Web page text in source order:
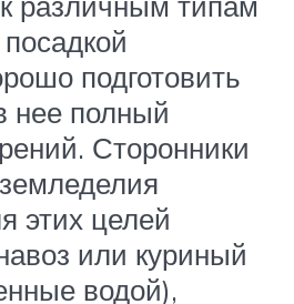
подготовить
нее полный
Сторонники
этих целей
или куриный
водой),